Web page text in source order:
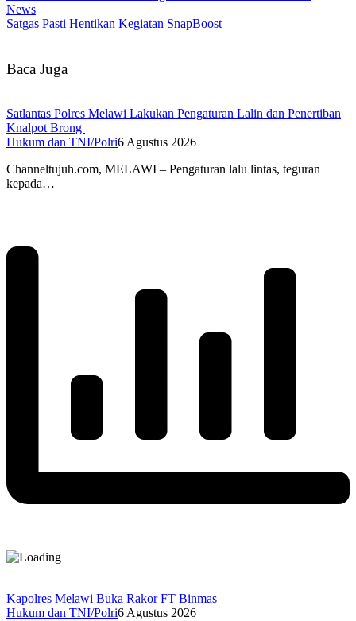
News
Satgas Pasti Hentikan Kegiatan SnapBoost
Baca Juga
Satlantas Polres Melawi Lakukan Pengaturan Lalin dan Penertiban
Knalpot Brong
Hukum dan TNI/Polri6 Agustus 2026
Channeltujuh.com, MELAWI – Pengaturan lalu lintas, teguran
kepada…
Kapolres Melawi Buka Rakor FT Binmas
Hukum dan TNI/Polri6 Agustus 2026